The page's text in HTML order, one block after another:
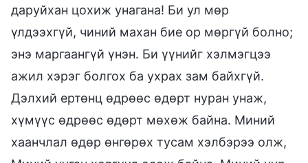
даруйхан цохиж унагана! Би ул мөр
үлдээхгүй, чиний махан бие ор мөргүй болно;
энэ маргаангүй үнэн. Би үүнийг хэлмэгцээ
ажил хэрэг болгох ба ухрах зам байхгүй.
Дэлхий ертөнц өдрөөс өдөрт нуран унаж,
хүмүүс өдрөөс өдөрт мөхөж байна. Миний
хаанчлал өдөр өнгөрөх тусам хэлбэрээ олж,